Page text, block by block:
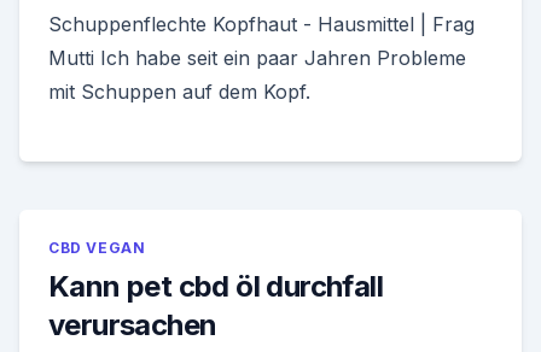
Schuppenflechte Kopfhaut - Hausmittel | Frag
Mutti Ich habe seit ein paar Jahren Probleme
mit Schuppen auf dem Kopf.
CBD VEGAN
Kann pet cbd öl durchfall
verursachen